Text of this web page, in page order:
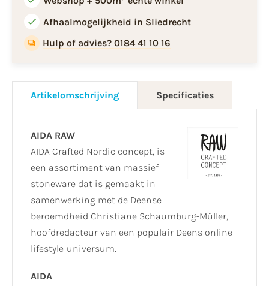
Afhaalmogelijkheid in Sliedrecht
Hulp of advies? 0184 41 10 16
Artikelomschrijving Specificaties
AIDA RAW
AIDA Crafted Nordic concept, is
een assortiment van massief
stoneware dat is gemaakt in
samenwerking met de Deense
beroemdheid Christiane Schaumburg-Müller,
hoofdredacteur van een populair Deens online
lifestyle-universum.
AIDA